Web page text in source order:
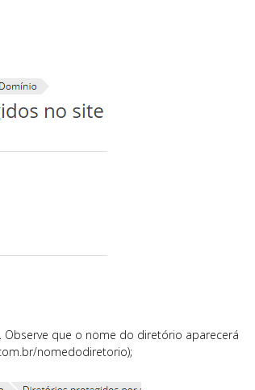
que o nome do diretório aparecerá
nomedodiretorio);